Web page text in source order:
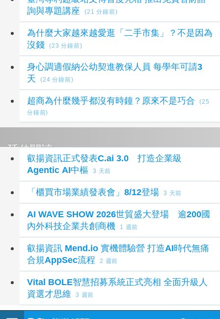
詢與專題講座
(21 分鐘前)
為什麼大家越來越愛逛「二手市集」？不是因為
沒錢
(23 分鐘前)
身心調適假納公幼契進教保人員 每學年可請3
天
(24 分鐘前)
超商為什麼幾乎都沒有時鐘？原來不是巧合
(25
分鐘前)
延伸閱讀
叡揚資訊正式發表C.ai 3.0 打造企業級
Agentic AI中樞
3 天前
「櫃買市場業績發表會」8/12登場 3 天前
AI WAVE SHOW 2026世貿盛大登場 逾200國
內外科技企業共創商機
1 週前
叡揚資訊 Mend.io 實機體驗營 打造AI時代無痛
合規AppSec流程
2 週前
Vital BOLE智慧招募系統正式亮相 全面升級人
資選才思維
3 週前